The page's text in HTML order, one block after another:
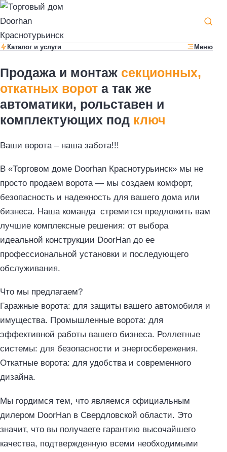
Каталог и услуги Меню
Продажа и монтаж секционных,
откатных ворот а так же
автоматики, рольставен и
комплектующих под ключ
Ваши ворота – наша забота!!!
В «Торговом доме Doorhan Краснотурьинск» мы не
просто продаем ворота — мы создаем комфорт,
безопасность и надежность для вашего дома или
бизнеса. Наша команда стремится предложить вам
лучшие комплексные решения: от выбора
идеальной конструкции DoorHan до ее
профессиональной установки и последующего
обслуживания.
Что мы предлагаем?
Гаражные ворота: для защиты вашего автомобиля и
имущества. Промышленные ворота: для
эффективной работы вашего бизнеса. Роллетные
системы: для безопасности и энергосбережения.
Откатные ворота: для удобства и современного
дизайна.
Мы гордимся тем, что являемся официальным
дилером DoorHan в Свердловской области. Это
значит, что вы получаете гарантию высочайшего
качества, подтвержденную всеми необходимыми